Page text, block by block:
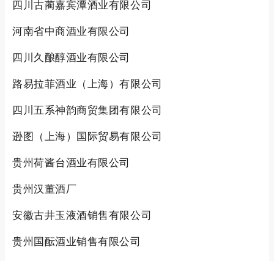
四川古蔺嘉宾潭酒业有限公司
河南省中商酒业有限公司
四川久酿醇酒业有限公司
路易拉菲酒业（上海）有限公司
四川五系神韵商贸集团有限公司
逊图（上海）国际贸易有限公司
贵州荷酱台酒业有限公司
贵州汉董酒厂
安徽古井玉液酒销售有限公司
贵州国酝酒业销售有限公司